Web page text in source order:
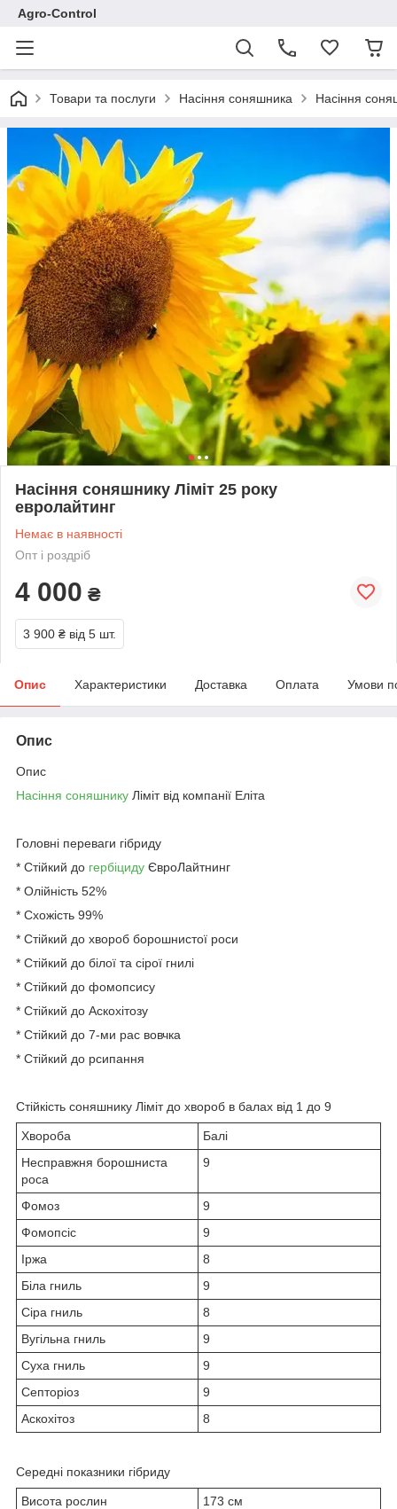
Agro-Control
Товари та послуги Насіння соняшника Насіння
Насіння соняшнику Ліміт 25 року
евролайтинг
Немає в наявності
Опт і роздріб
4 000 ₴
3 900 ₴ від 5 шт.
Опис Характеристики Доставка Оплата Умови
Опис
Опис
Насіння соняшнику Ліміт від компанії Еліта
Головні переваги гібриду
* Стійкий до гербіциду ЄвроЛайтнинг
* Олійність 52%
* Схожість 99%
* Стійкий до хвороб борошнистої роси
* Стійкий до білої та сірої гнилі
* Стійкий до фомопсису
* Стійкий до Аскохітозу
* Стійкий до 7-ми рас вовчка
* Стійкий до рсипання
Стійкість соняшнику Ліміт до хвороб в балах від 1 до 9
Хвороба
Балі
Несправжня борошниста
роса
9
Фомоз
9
Фомопсіс
9
Іржа
8
Біла гниль
9
Сіра гниль
8
Вугільна гниль
9
Суха гниль
9
Септоріоз
9
Аскохітоз
8
Середні показники гібриду
Висота рослин
173 см